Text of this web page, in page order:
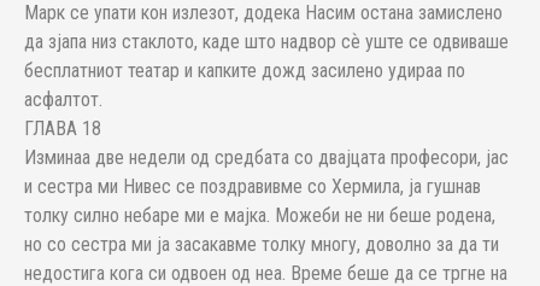
Марк се упати кон излезот, додека Насим остана замислено
да зјапа низ стаклото, каде што надвор сѐ уште се одвиваше
бесплатниот театар и капките дожд засилено удираа по
асфалтот.
ГЛАВА 18
Изминаа две недели од средбата со двајцата професори, јас
и сестра ми Нивес се поздравивме со Хермила, ја гушнав
толку силно небаре ми е мајка. Можеби не ни беше родена,
но со сестра ми ја засакавме толку многу, доволно за да ти
недостига кога си одвоен од неа. Време беше да се тргне на